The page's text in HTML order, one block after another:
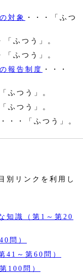
対象
・・・「ふつ
「ふつう」。
「ふつう」。
報告制度 ・・・
ふつう」。
ふつう」。
・・・「ふつう」。
別リンクを利用し
知識（第1～第20
問）
41～第60問）
100問）